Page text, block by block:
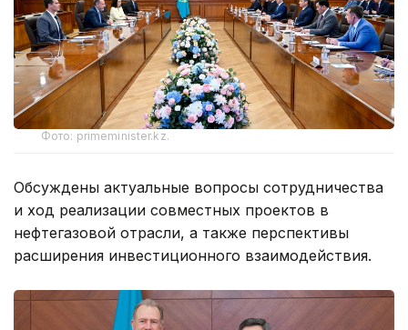
Фото: primeminister.kz.
Обсуждены актуальные вопросы сотрудничества
и ход реализации совместных проектов в
нефтегазовой отрасли, а также перспективы
расширения инвестиционного взаимодействия.